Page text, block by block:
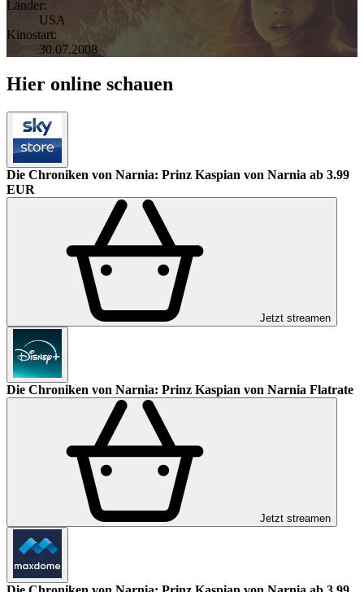
Länder:
USA
Kinostart:
30.07.2008
Hier online schauen
Die Chroniken von Narnia: Prinz Kaspian von Narnia ab 3.99
EUR
Jetzt streamen
Die Chroniken von Narnia: Prinz Kaspian von Narnia Flatrate
Jetzt streamen